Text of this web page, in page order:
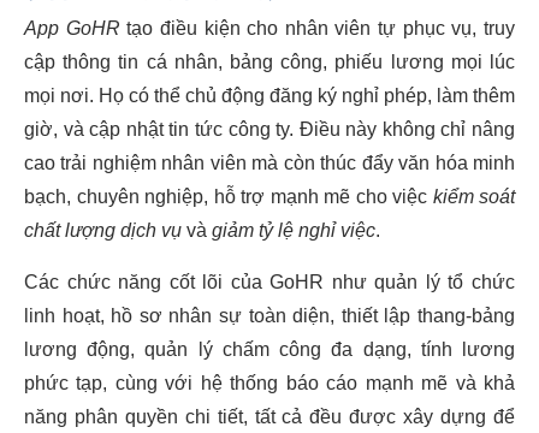
App GoHR tạo điều kiện cho nhân viên tự phục vụ, truy
cập thông tin cá nhân, bảng công, phiếu lương mọi lúc
mọi nơi. Họ có thể chủ động đăng ký nghỉ phép, làm thêm
giờ, và cập nhật tin tức công ty. Điều này không chỉ nâng
cao trải nghiệm nhân viên mà còn thúc đẩy văn hóa minh
bạch, chuyên nghiệp, hỗ trợ mạnh mẽ cho việc kiểm soát
chất lượng dịch vụ và giảm tỷ lệ nghỉ việc.
Các chức năng cốt lõi của GoHR như quản lý tổ chức
linh hoạt, hồ sơ nhân sự toàn diện, thiết lập thang-bảng
lương động, quản lý chấm công đa dạng, tính lương
phức tạp, cùng với hệ thống báo cáo mạnh mẽ và khả
năng phân quyền chi tiết, tất cả đều được xây dựng để